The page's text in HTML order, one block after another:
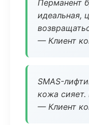
Перманент
идеальная,
— Клиент
SMAS-
кожа сияет.
— Клиент